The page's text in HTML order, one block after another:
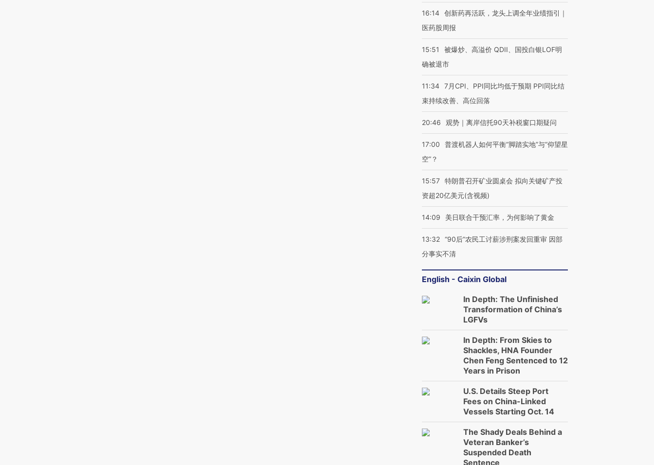
16:14 创新药再活跃，龙头上调全年业绩指引｜
医药股周报
15:51
被爆炒、高溢价 QDII、国投白银LOF明
确被退市
11:34 7月CPI、PPI同比均低于预期 PPI同比结
束持续改善、高位回落
20:46 观势｜离岸信托90天补税窗口期疑问
17:00
普渡机器人如何平衡“脚踏实地”与“仰望星
空”？
15:57 特朗普召开矿业圆桌会 拟向关键矿产投
资超20亿美元(含视频)
14:09 美日联合干预汇率，为何影响了黄金
13:32 “90后”农民工讨薪涉刑案发回重审 因部
分事实不清
English - Caixin Global
In Depth: The Unfinished
Transformation of China’s
LGFVs
In Depth: From Skies to
Shackles, HNA Founder
Chen Feng Sentenced to 12
Years in Prison
U.S. Details Steep Port
Fees on China-Linked
Vessels Starting Oct. 14
The Shady Deals Behind a
Veteran Banker’s
Suspended Death
Sentence